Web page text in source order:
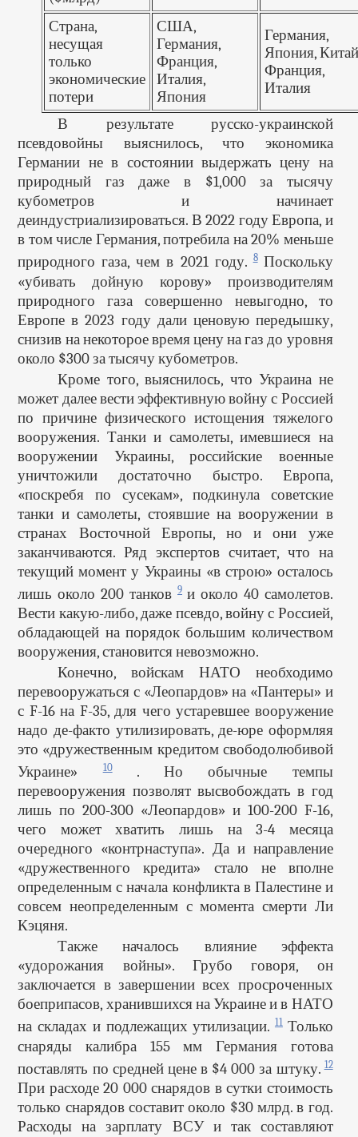
Страна,
несущая
только
экономические
потери
США,
Германия,
Франция,
Италия,
Япония
Германия,
Япония,
Франция,
Италия
В результате русско-украинской
псевдовойны выяснилось, что экономика
Германии не в состоянии выдержать цену на
природный газ даже в $1,000 за тысячу
кубометров и начинает
деиндустриализироваться. В 2022 году Европа, и
в том числе Германия, потребила на 20% меньше
природного газа, чем в 2021 году.8 Поскольку
«убивать дойную корову» производителям
природного газа совершенно невыгодно, то
Европе в 2023 году дали ценовую передышку,
снизив на некоторое время цену на газ до уровня
около $300 за тысячу кубометров.
Кроме того, выяснилось, что Украина не
может далее вести эффективную войну с Россией
по причине физического истощения тяжелого
вооружения. Танки и самолеты, имевшиеся на
вооружении Украины, российские военные
уничтожили достаточно быстро. Европа,
«поскребя по сусекам», подкинула советские
танки и самолеты, стоявшие на вооружении в
странах Восточной Европы, но и они уже
заканчиваются. Ряд экспертов считает, что на
текущий момент у Украины «в строю» осталось
лишь около 200 танков9 и около 40 самолетов.
Вести какую-либо, даже псевдо, войну с Россией,
обладающей на порядок большим количеством
вооружения, становится невозможно.
Конечно, войскам НАТО необходимо
перевооружаться с «Леопардов» на «Пантеры» и
с F-16 на F-35, для чего устаревшее вооружение
надо де-факто утилизировать, де-юре оформляя
это «дружественным кредитом свободолюбивой
Украине»10
. Но обычные темпы
перевооружения позволят высвобождать в год
лишь по 200-300 «Леопардов» и 100-200 F-16,
чего может хватить лишь на 3-4 месяца
очередного «контрнаступа». Да и направление
«дружественного кредита» стало не вполне
определенным с начала конфликта в Палестине и
совсем неопределенным с момента смерти Ли
Кэцяня.
Также началось влияние эффекта
«удорожания войны». Грубо говоря, он
заключается в завершении всех просроченных
боеприпасов, хранившихся на Украине и в НАТО
на складах и подлежащих утилизации. 11 Только
снаряды калибра 155 мм Германия готова
поставлять по средней цене в $4 000 за штуку.12
При расходе 20 000 снарядов в сутки стоимость
только снарядов составит около $30 млрд. в год.
Расходы на зарплату ВСУ и так составляют